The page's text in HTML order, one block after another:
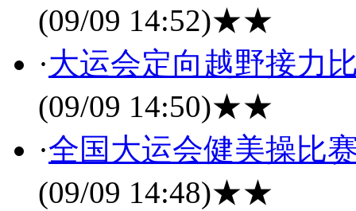
(09/09 14:52)★★
·大运会定向越野接力
(09/09 14:50)★★
·全国大运会健美操比
(09/09 14:48)★★